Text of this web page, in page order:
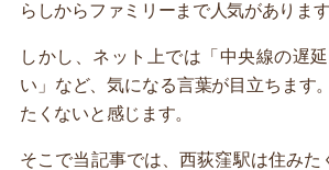
らしからファミリーまで人気があります
しかし、ネット上では「中央線の遅
い」など、気になる言葉が目立ちます
たくないと感じます。
そこで当記事では、西荻窪駅は住みた